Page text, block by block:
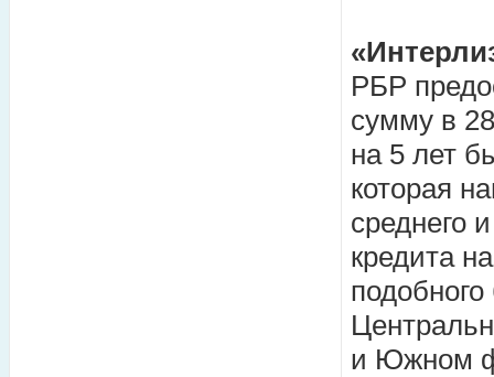
РБР
сумму в
на 5 лет
которая
среднего
кредита
и Южном